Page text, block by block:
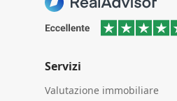
Servizi
Valutazione immobiliare